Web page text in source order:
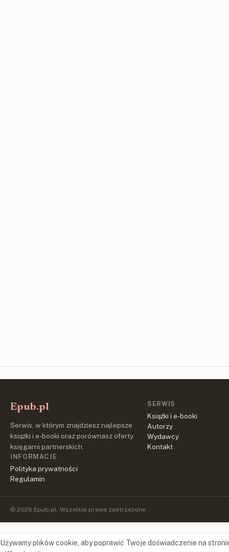
Epub.pl
Serwis, w którym znajdziesz najlepsze
książki i e-booki oraz porównasz oferty
księgarni partnerskich.
SERWIS
Książki i e-booki
Autorzy
Wydawcy
Kontakt
INFORMACJE
Polityka prywatności
Regulamin
© 2026 Epub.pl. Wszelkie prawa zastrzeżone.
Używamy plików cookie, aby poprawić Twoje doświadczenie na